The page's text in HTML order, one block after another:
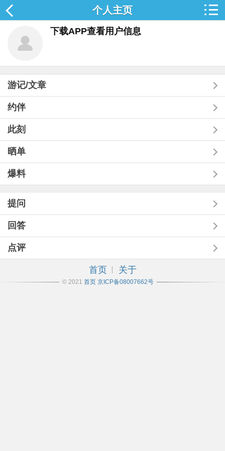
个人主页
下载APP查看用户信息
游记/文章
约伴
此刻
晒单
爆料
提问
回答
点评
首页 关于
© 2021 首页 京ICP备08007662号